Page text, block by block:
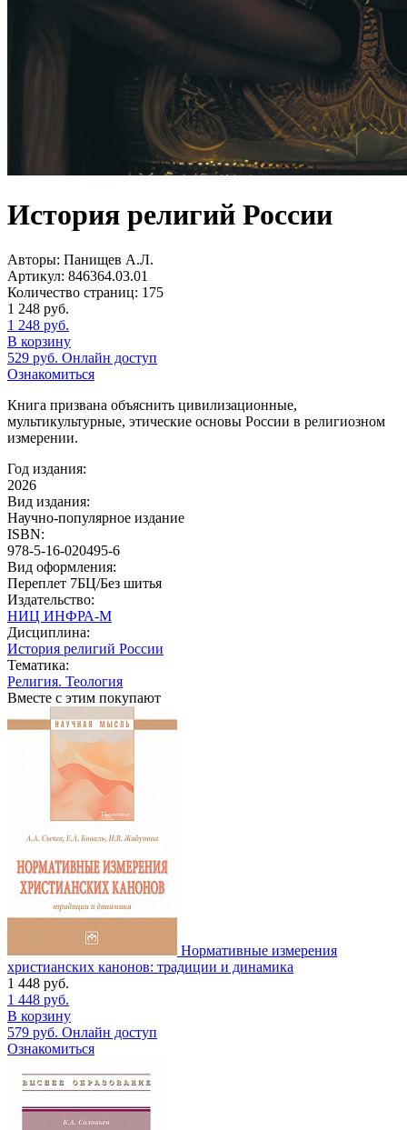
История религий России
Авторы: Панищев А.Л.
Артикул: 846364.03.01
Количество страниц: 175
1 248 руб.
1 248 руб.
В корзину
529 руб. Онлайн доступ
Ознакомиться
Книга призвана объяснить цивилизационные,
мультикультурные, этические основы России в религиозном
измерении.
Год издания:
2026
Вид издания:
Научно-популярное издание
ISBN:
978-5-16-020495-6
Вид оформления:
Переплет 7БЦ/Без шитья
Издательство:
НИЦ ИНФРА-М
Дисциплина:
История религий России
Тематика:
Религия. Теология
Вместе с этим покупают
Нормативные измерения
христианских канонов: традиции и динамика
1 448 руб.
1 448 руб.
В корзину
579 руб. Онлайн доступ
Ознакомиться